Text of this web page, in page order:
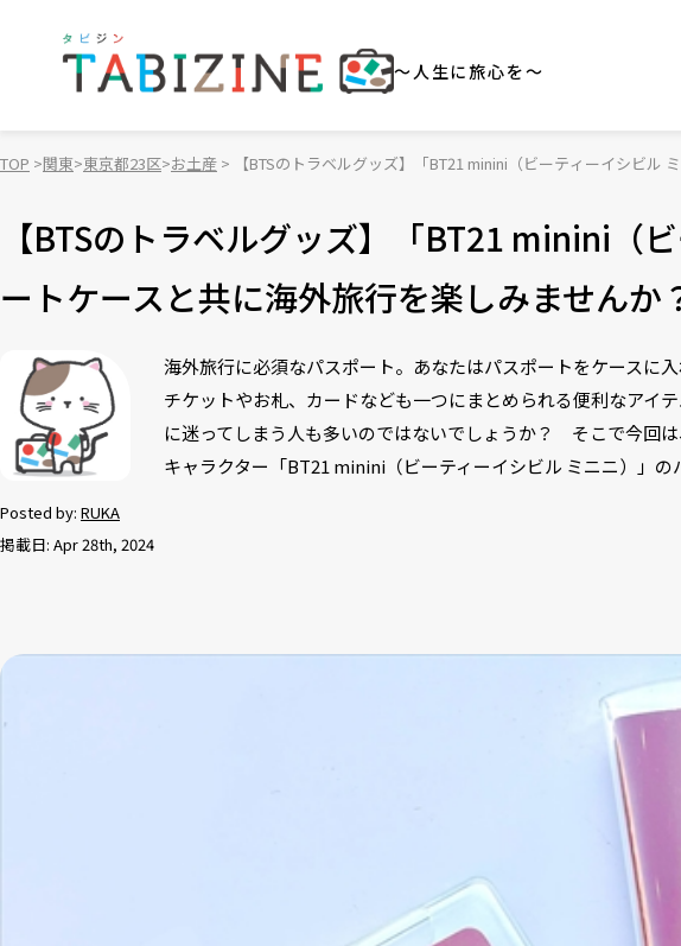
～人生に旅心を～
TOP 関東 東京都23区 お土産 【BTSのトラベルグッズ】「BT21 minini（ビーティーイシビ
【BTSのトラベルグッズ】「BT21 minini（
ートケースと共に海外旅行を楽しみませんか
Posted by: RUKA
掲載日: Apr 28th, 2024
海外旅行に必須なパスポート。あなたはパスポートをケースに
チケットやお札、カードなども一つにまとめられる便利なアイ
に迷ってしまう人も多いのではないでしょうか？ そこで今回
キャラクター「BT21 minini（ビーティーイシビル ミニニ）」の